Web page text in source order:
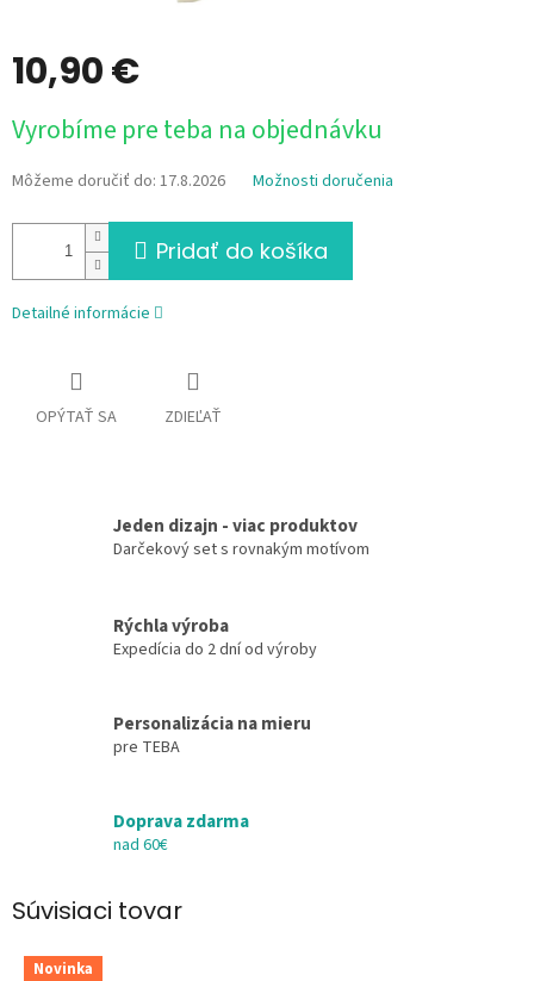
10,90 €
cena:
Vyrobíme pre teba na objednávku
Môžeme doručiť do: 17.8.2026 Možnosti doručenia
Pridať do košíka
Detailné informácie
OPÝTAŤ SA ZDIEĽAŤ
Jeden dizajn - viac produktov
Darčekový set s rovnakým motívom
Rýchla výroba
Expedícia do 2 dní od výroby
Personalizácia na mieru
pre TEBA
Doprava zdarma
nad 60€
Súvisiaci tovar
Novinka